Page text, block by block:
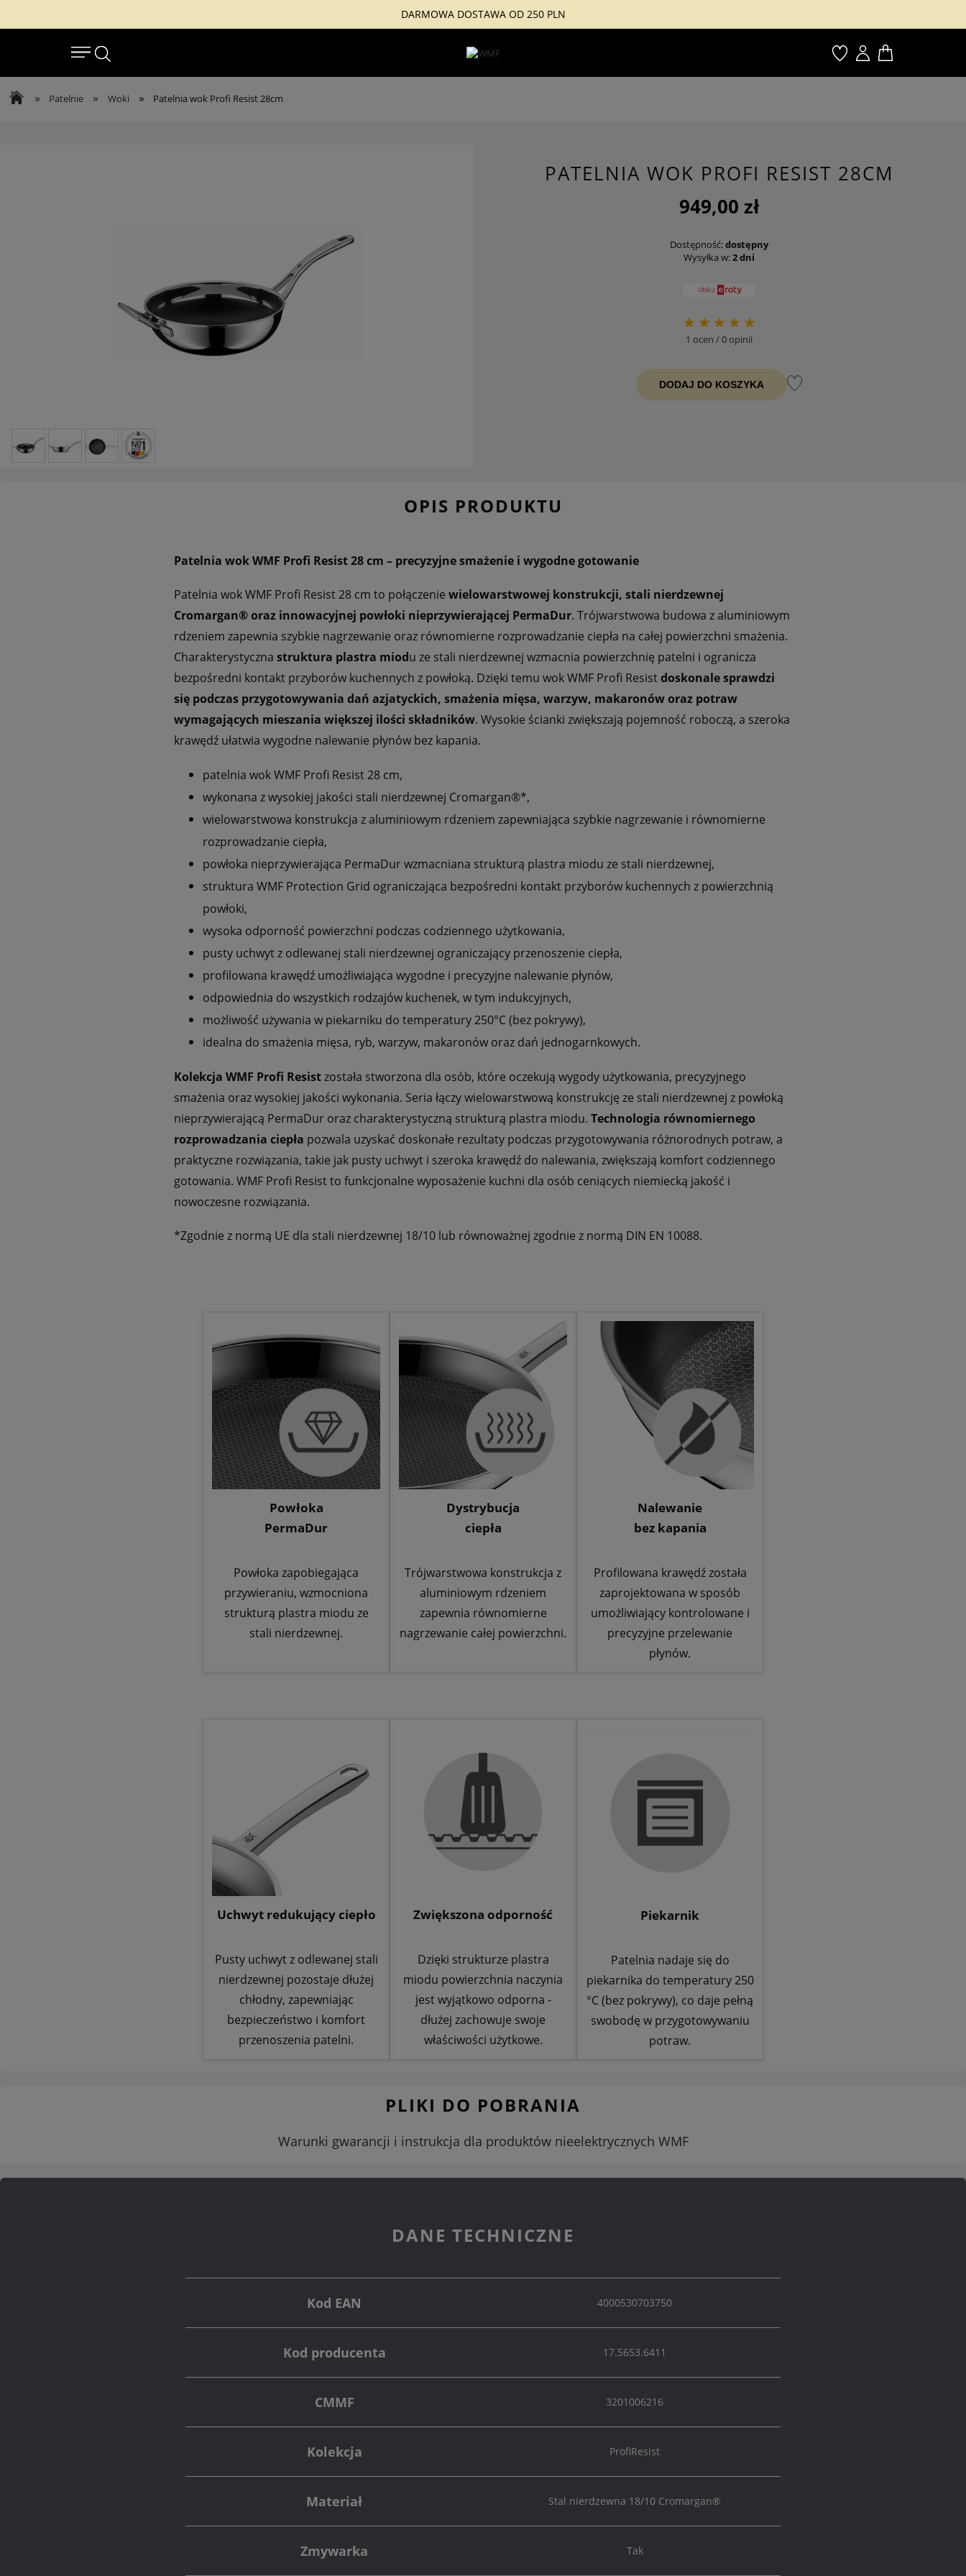
DARMOWA DOSTAWA OD 250 PLN
UlubioneKonto
» Patelnie » Woki » Patelnia wok Profi Resist 28cm
PATELNIA WOK PROFI RESIST 28CM
949,00 zł
Dostępność:dostępny
Wysyłka w:2 dni
1 ocen / 0 opinii
DODAJ DO KOSZYKA
OPIS PRODUKTU
Patelnia wok WMF Profi Resist 28 cm – precyzyjne smażenie i wygodne gotowanie
Patelnia wok WMF Profi Resist 28 cm to połączenie wielowarstwowej konstrukcji, stali nierdzewnej
Cromargan® oraz innowacyjnej powłoki nieprzywierającej PermaDur. Trójwarstwowa budowa z aluminiowym
rdzeniem zapewnia szybkie nagrzewanie oraz równomierne rozprowadzanie ciepła na całej powierzchni smażenia.
Charakterystyczna struktura plastra miodu ze stali nierdzewnej wzmacnia powierzchnię patelni i ogranicza
bezpośredni kontakt przyborów kuchennych z powłoką. Dzięki temu wok WMF Profi Resistdoskonale sprawdzi
się podczas przygotowywania dań azjatyckich, smażenia mięsa, warzyw, makaronów oraz potraw
wymagających mieszania większej ilości składników. Wysokie ścianki zwiększają pojemność roboczą, a szeroka
krawędź ułatwia wygodne nalewanie płynów bez kapania.
patelnia wok WMF Profi Resist 28 cm,
wykonana z wysokiej jakości stali nierdzewnej Cromargan®*,
wielowarstwowa konstrukcja z aluminiowym rdzeniem zapewniająca szybkie nagrzewanie i równomierne
rozprowadzanie ciepła,
powłoka nieprzywierająca PermaDur wzmacniana strukturą plastra miodu ze stali nierdzewnej,
struktura WMF Protection Grid ograniczająca bezpośredni kontakt przyborów kuchennych z powierzchnią
powłoki,
wysoka odporność powierzchni podczas codziennego użytkowania,
pusty uchwyt z odlewanej stali nierdzewnej ograniczający przenoszenie ciepła,
profilowana krawędź umożliwiająca wygodne i precyzyjne nalewanie płynów,
odpowiednia do wszystkich rodzajów kuchenek, w tym indukcyjnych,
możliwość używania w piekarniku do temperatury 250°C (bez pokrywy),
idealna do smażenia mięsa, ryb, warzyw, makaronów oraz dań jednogarnkowych.
Kolekcja WMF Profi Resistzostała stworzona dla osób, które oczekują wygody użytkowania, precyzyjnego
smażenia oraz wysokiej jakości wykonania. Seria łączy wielowarstwową konstrukcję ze stali nierdzewnej z powłoką
nieprzywierającą PermaDur oraz charakterystyczną strukturą plastra miodu. Technologia równomiernego
rozprowadzania ciepła pozwala uzyskać doskonałe rezultaty podczas przygotowywania różnorodnych potraw, a
praktyczne rozwiązania, takie jak pusty uchwyt i szeroka krawędź do nalewania, zwiększają komfort codziennego
gotowania. WMF Profi Resist to funkcjonalne wyposażenie kuchni dla osób ceniących niemiecką jakość i
nowoczesne rozwiązania.
*Zgodnie z normą UE dla stali nierdzewnej 18/10 lub równoważnej zgodnie z normą DIN EN 10088.
Powłoka
PermaDur
Powłoka zapobiegająca
przywieraniu, wzmocniona
strukturą plastra miodu ze
stali nierdzewnej.
Dystrybucja
ciepła
Trójwarstwowa konstrukcja z
aluminiowym rdzeniem
zapewnia równomierne
nagrzewanie całej powierzchni.
Nalewanie
bez kapania
Profilowana krawędź została
zaprojektowana w sposób
umożliwiający kontrolowane i
precyzyjne przelewanie
płynów.
Uchwyt redukujący ciepło
Pusty uchwyt z odlewanej stali
nierdzewnej pozostaje dłużej
chłodny, zapewniając
bezpieczeństwo i komfort
przenoszenia patelni.
Zwiększona odporność
Dzięki strukturze plastra
miodu powierzchnia naczynia
jest wyjątkowo odporna -
dłużej zachowuje swoje
właściwości użytkowe.
Piekarnik
Patelnia nadaje się do
piekarnika do temperatury 250
°C (bez pokrywy), co daje pełną
swobodę w przygotowywaniu
potraw.
PLIKI DO POBRANIA
Warunki gwarancji i instrukcja dla produktów nieelektrycznych WMF
DANE TECHNICZNE
Kod EAN 4000530703750
Kod producenta 17.5653.6411
CMMF 3201006216
Kolekcja ProfiResist
Materiał Stal nierdzewna 18/10 Cromargan®
Zmywarka Tak